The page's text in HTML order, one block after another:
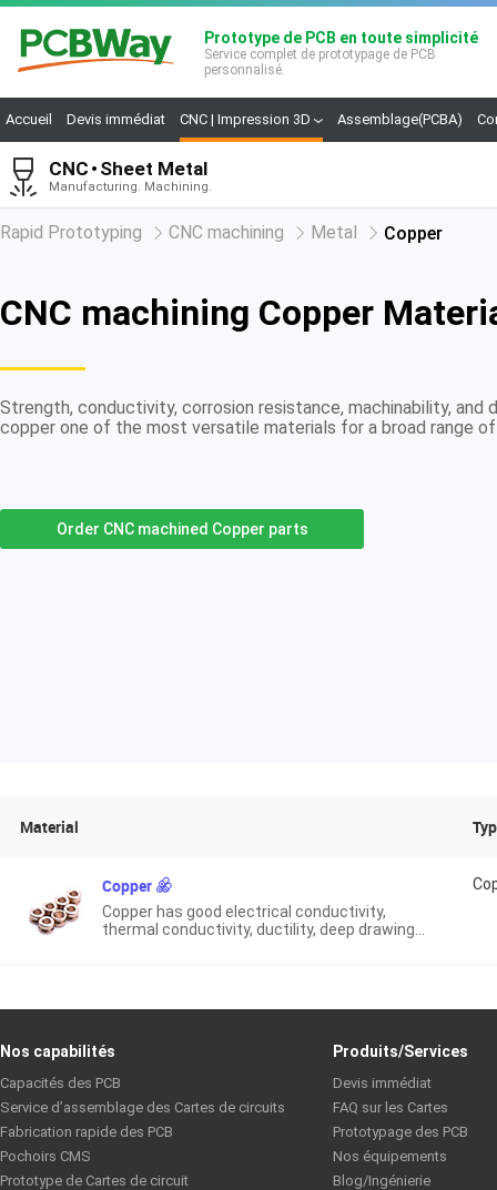
Prototype de PCB en toute simplicité
Service complet de prototypage de PCB
personnalisé.
Accueil Devis immédiat CNC | Impression 3D Assemblage(PCBA)
CNC Sheet Metal
Manufacturing. Machining.
Rapid Prototyping CNC machining Metal Copper
CNC machining Copper
Strength, conductivity, corrosion resistance, machinability, and
copper one of the most versatile materials for a broad range
Order CNC machined Copper parts
Material
Copper
Copper has good electrical conductivity,
thermal conductivity, ductility, deep drawing
Nos capabilités
Capacités des PCB
Service d’assemblage des Cartes de circuits
Fabrication rapide des PCB
Pochoirs CMS
Prototype de Cartes de circuit
Produits/Services
Devis immédiat
FAQ sur les Cartes
Prototypage des PCB
Nos équipements
Blog/Ingénierie